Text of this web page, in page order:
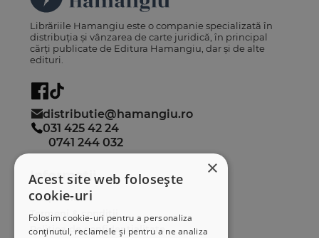
×
Acest site web folosește
cookie-uri
Folosim cookie-uri pentru a personaliza
conținutul, reclamele și pentru a ne analiza
Librăriile Hamangiu este o companie specializată în
distribuția și vânzarea de carte juridică, în principal
cărți publicate de Editura Hamangiu, dar și de alte
edituri.
distributie@hamangiu.ro
031 425 42 24
0741 244 032
Informații
Despre noi
Termeni & condiții
Politica de confidențialitate